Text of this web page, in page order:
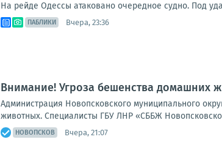
На рейде Одессы атаковано очередное судно. Под
ПАБЛИКИ Вчера, 23:36
Внимание! Угроза бешенства домашних
Администрация Новопсковского муниципального
животных. Специалисты ГБУ ЛНР «СББЖ
НОВОПСКОВ Вчера, 21:07